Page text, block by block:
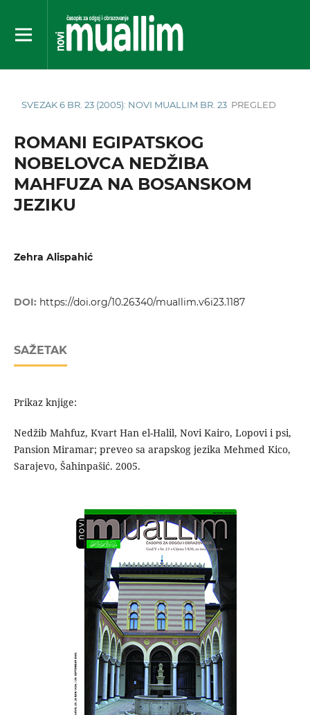
SVEZAK 6 BR. 23 (2005): NOVI MUALLIM BR. 23 PREGLED
ROMANI EGIPATSKOG
NOBELOVCA NEDŽIBA
MAHFUZA NA BOSANSKOM
JEZIKU
Zehra Alispahić
DOI: https://doi.org/10.26340/muallim.v6i23.1187
SAŽETAK
Prikaz knjige:
Nedžib Mahfuz, Kvart Han el-Halil, Novi Kairo, Lopovi i psi,
Pansion Miramar; preveo sa arapskog jezika Mehmed Kico,
Sarajevo, Šahinpašić. 2005.